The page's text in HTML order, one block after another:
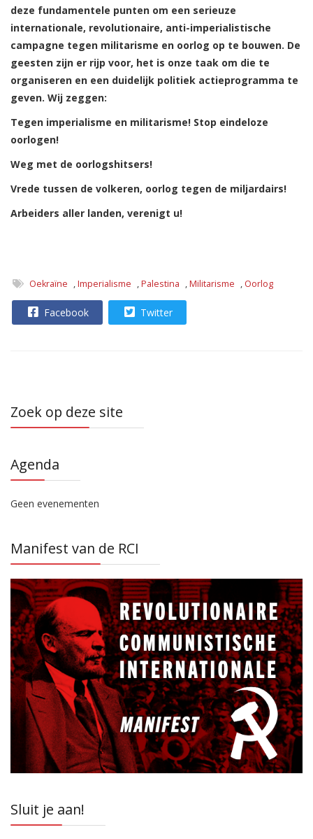
deze fundamentele punten om een serieuze
internationale, revolutionaire, anti-imperialistische
campagne tegen militarisme en oorlog op te bouwen. De
geesten zijn er rijp voor, het is onze taak om die te
organiseren en een duidelijk politiek actieprogramma te
geven. Wij zeggen:
Tegen imperialisme en militarisme! Stop eindeloze
oorlogen!
Weg met de oorlogshitsers!
Vrede tussen de volkeren, oorlog tegen de miljardairs!
Arbeiders aller landen, verenigt u!
Oekraïne ,Imperialisme ,Palestina ,Militarisme , Oorlog
Facebook Twitter
Zoek op deze site
Agenda
Geen evenementen
Manifest van de RCI
Sluit je aan!